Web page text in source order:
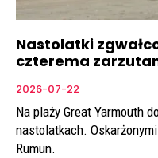
Nastolatki
czterema
2026-07-22
Na plaży Great Yarmouth
nastolatkach.
Rumun.